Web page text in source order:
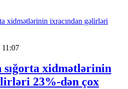
11:07
sığorta xidmətlərinin
23%-dən çox